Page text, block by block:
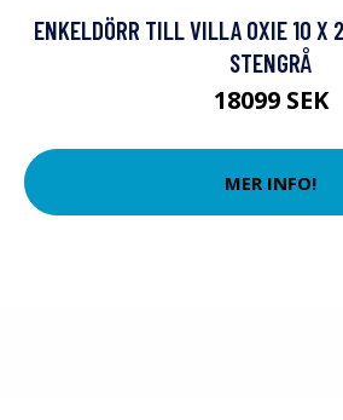
ENKELDÖRR TILL VILLA OXIE 10 X
STENGRÅ
18099 SEK
MER INFO!